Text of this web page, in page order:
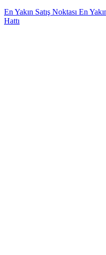
En Yakın Satış Noktası En
Hattı